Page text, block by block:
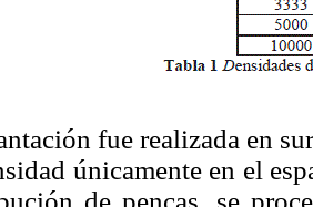
fue realizada en
únicamente en el
de pencas, se